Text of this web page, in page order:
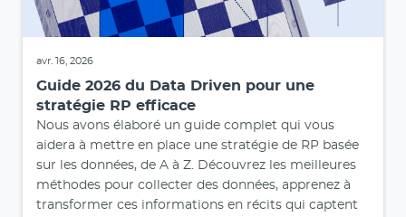
avr. 16, 2026
Guide 2026 du Data Driven pour une
stratégie RP efficace
Nous avons élaboré un guide complet qui vous
aidera à mettre en place une stratégie de RP basée
sur les données, de A à Z. Découvrez les meilleures
méthodes pour collecter des données, apprenez à
transformer ces informations en récits qui captent